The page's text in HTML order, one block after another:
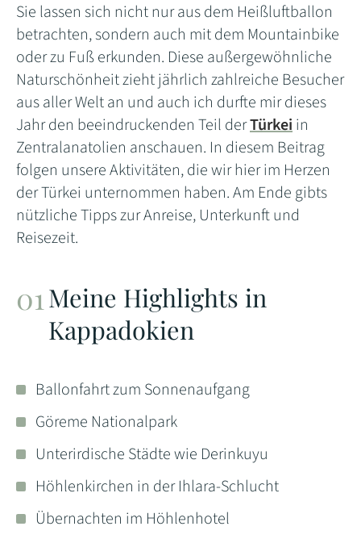
Sie lassen sich nicht nur aus dem Heißluftballon
betrachten, sondern auch mit dem Mountainbike
oder zu Fuß erkunden. Diese außergewöhnliche
Naturschönheit zieht jährlich zahlreiche Besucher
aus aller Welt an und auch ich durfte mir dieses
Jahr den beeindruckenden Teil derTürkeiin
Zentralanatolien anschauen. In diesem Beitrag
folgen unsere Aktivitäten, die wir hier im Herzen
der Türkei unternommen haben. Am Ende gibts
nützliche Tipps zur Anreise, Unterkunft und
Reisezeit.
Meine Highlights in
Kappadokien
Ballonfahrt zum Sonnenaufgang
Göreme Nationalpark
Unterirdische Städte wie Derinkuyu
Höhlenkirchen in der Ihlara-Schlucht
Übernachten im Höhlenhotel